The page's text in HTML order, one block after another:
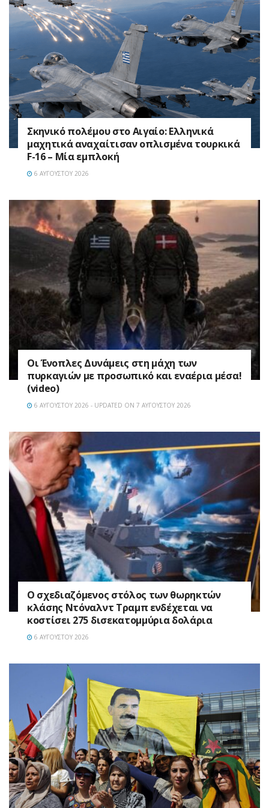
Σκηνικό πολέμου στο Αιγαίο: Ελληνικά
μαχητικά αναχαίτισαν οπλισμένα τουρκικά
F-16 – Μία εμπλοκή
6 ΑΥΓΟΎΣΤΟΥ 2026
Οι Ένοπλες Δυνάμεις στη μάχη των
πυρκαγιών με προσωπικό και εναέρια μέσα!
(video)
6 ΑΥΓΟΎΣΤΟΥ 2026 - UPDATED ON 7 ΑΥΓΟΎΣΤΟΥ 2026
Ο σχεδιαζόμενος στόλος των θωρηκτών
κλάσης Ντόναλντ Τραμπ ενδέχεται να
κοστίσει 275 δισεκατομμύρια δολάρια
6 ΑΥΓΟΎΣΤΟΥ 2026